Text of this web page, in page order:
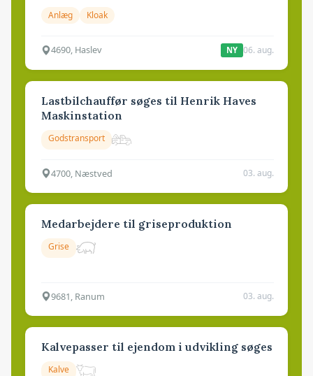
Anlæg Kloak
4690, Haslev NY 06. aug.
Lastbilchauffør søges til Henrik Haves
Maskinstation
Godstransport
4700, Næstved 03. aug.
Medarbejdere til griseproduktion
Grise
9681, Ranum 03. aug.
Kalvepasser til ejendom i udvikling søges
Kalve